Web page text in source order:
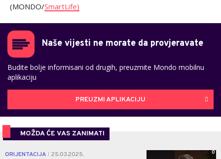
(MONDO/SmartLife)
Naše vijesti ne morate da provjeravate
Budite bolje informisani od drugih, preuzmite Mondo mobilnu
aplikaciju
PREUZMI APLIKACIJU
MOŽDA ĆE VAS ZANIMATI
ORIJENTACIJA 25.03.2025. 0